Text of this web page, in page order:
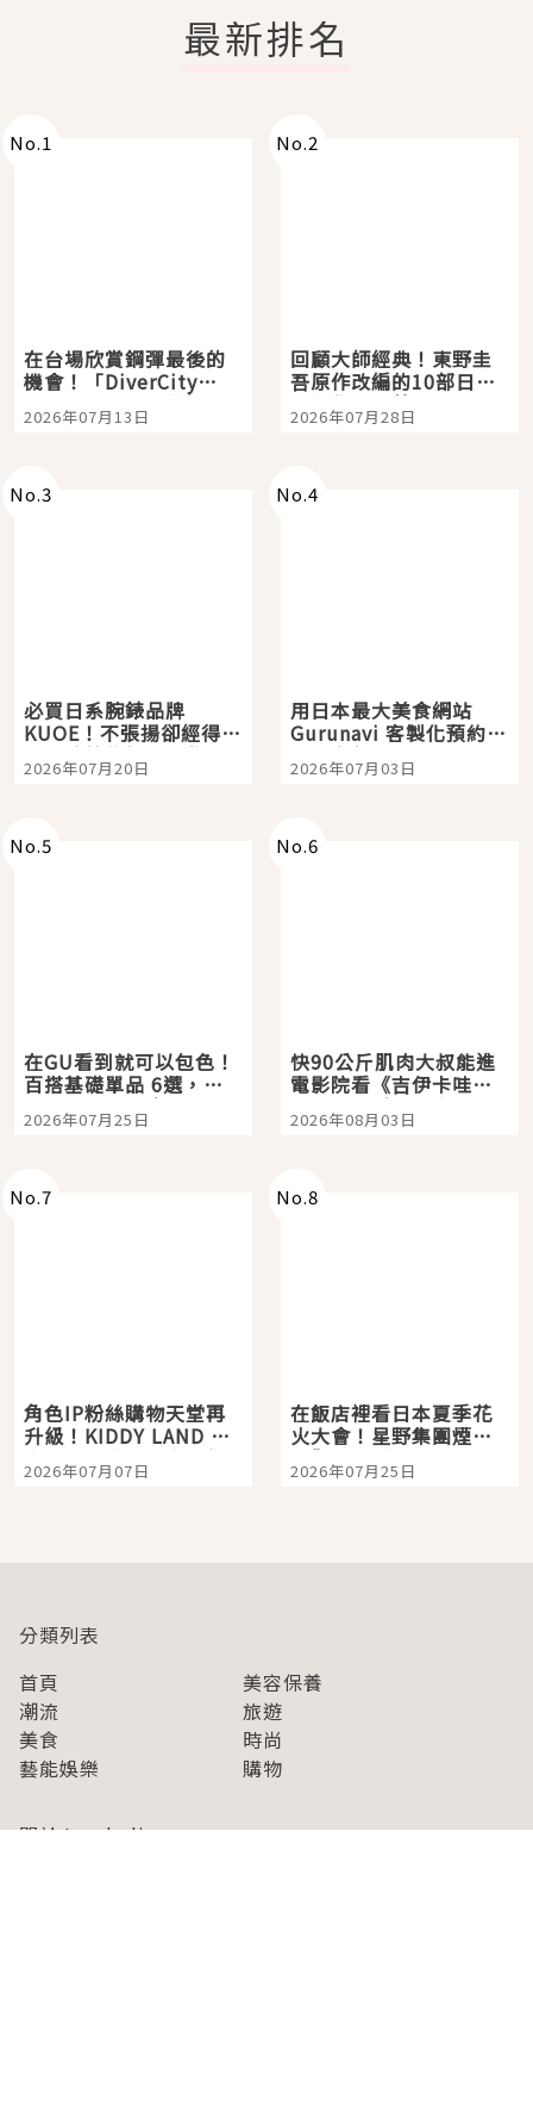
最新排名
No.1
在台場欣賞鋼彈最後的
機會！「DiverCity
Tokyo Plaza」搭船、
購物、美食及夜景，一
2026年07月13日
No.2
回顧大師經典！東野圭
吾原作改編的10部日本
影視作品推薦
2026年07月28日
No.3
必買日系腕錶品牌
KUOE！不張揚卻經得起
時間洗鍊的經典之作五
選
2026年07月20日
No.4
用日本最大美食網站
Gurunavi 客製化預約九
大都市餐廳，打造專屬
美食體驗！
2026年07月03日
No.5
在GU看到就可以包色！
百搭基礎單品 6選，閉
眼全收也不心疼
2026年07月25日
No.6
快90公斤肌肉大叔能進
電影院看《吉伊卡哇》
嗎？日本重金屬樂團
「打首」會長與nagano
2026年08月03日
No.7
角色IP粉絲購物天堂再
升級！KIDDY LAND 原
宿店吉伊卡哇迎客，新
開幕 OMOKADO 店3分
2026年07月07日
No.8
在飯店裡看日本夏季花
火大會！星野集團煙火
景觀飯店6選，讓你不用
人擠人悠閒欣賞
2026年07月25日
分類列表
首頁
美容保養
潮流
旅遊
美食
時尚
藝能娛樂
購物
關於Japaholic